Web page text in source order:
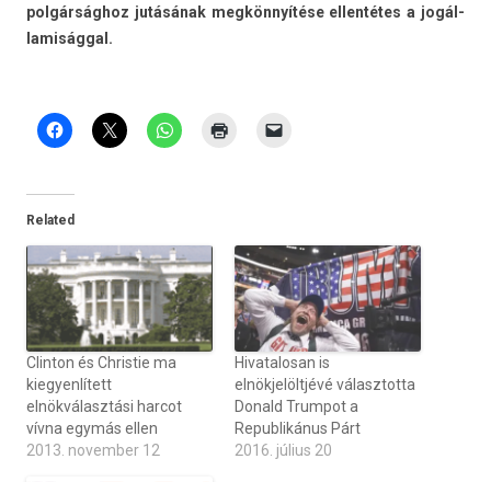
polgár­sághoz jutásának megkönnyítése el­lentétes a jogál­
lamiságg­al.
Related
Clinton és Christie ma
kiegyenlített
elnökválasztási harcot
vívna egymás ellen
2013. november 12
Hivatalosan is
elnökjelöltjévé választotta
Donald Trumpot a
Republikánus Párt
2016. július 20